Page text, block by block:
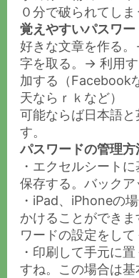
０分で破られてしま
覚えやすいパスワ
好きな文章を作る
字を取る。→ 利用
加する（Facebook
天ならｒｋなど）
可能ならば日本語
す。
パスワードの管理方
・エクセルシート
保存する。バックア
・iPad、iPhoneの
かけることができ
ワードの設定をして
・印刷して手元に
すね。この場合は